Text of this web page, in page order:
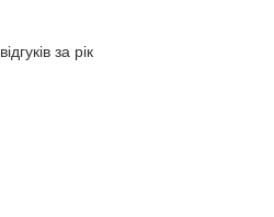
за рік